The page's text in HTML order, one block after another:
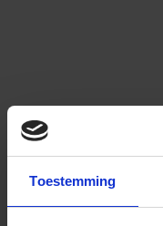
Toestemming